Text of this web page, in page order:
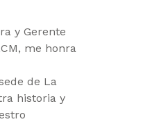
y Gerente
me honra
de La
historia y